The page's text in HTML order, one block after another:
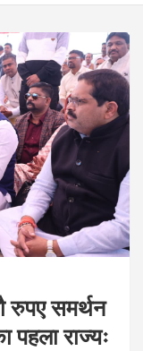
रुपए समर्थन
पहला राज्यः